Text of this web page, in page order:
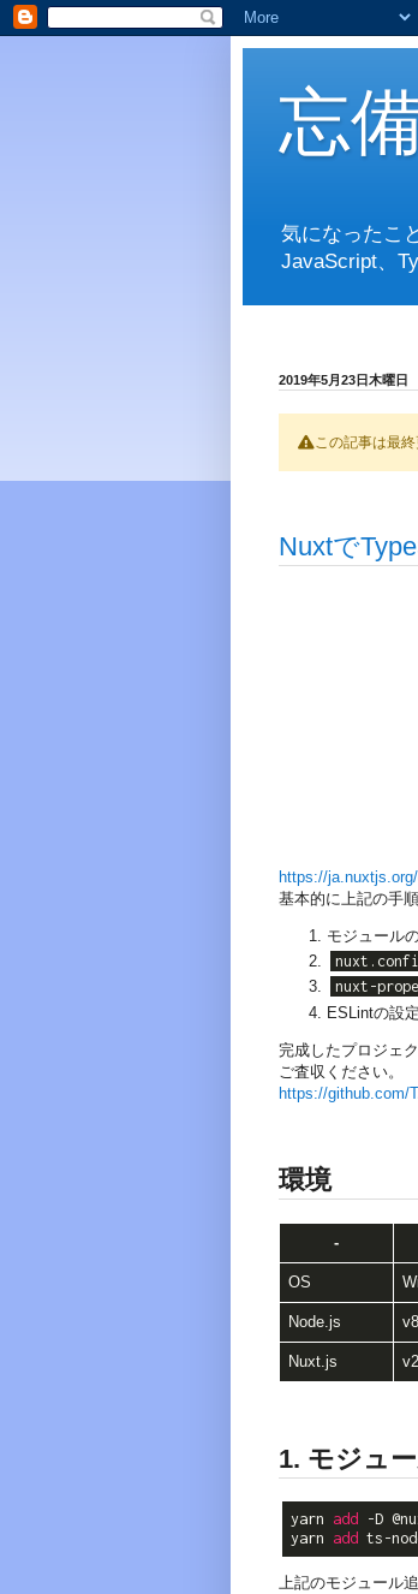
忘
気になったこ
JavaScript、
2019年5月23日木曜日
この記事は最
Nuxtで
https://
基本的に上記の手
モジュール
nuxt-
ESLintの設定
完成したプロジェ
ご査収ください。
https://github.com/
環境
-
OS
Node.js
Nuxt.js
1. モジュ
yarn add -D
yarn add
上記のモジュール